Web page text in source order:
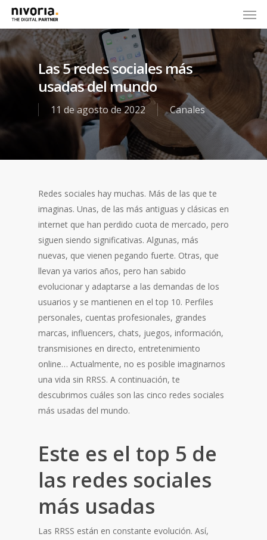
Las 5 redes sociales más
usadas del mundo
11 de agosto de 2022 Canales
Redes sociales hay muchas. Más de las que te
imaginas. Unas, de las más antiguas y clásicas en
internet que han perdido cuota de mercado, pero
siguen siendo significativas. Algunas, más
nuevas, que vienen pegando fuerte. Otras, que
llevan ya varios años, pero han sabido
evolucionar y adaptarse a las demandas de los
usuarios y se mantienen en el top 10. Perfiles
personales, cuentas profesionales, grandes
marcas, influencers, chats, juegos, información,
transmisiones en directo, entretenimiento
online… Actualmente, no es posible imaginarnos
una vida sin RRSS. A continuación, te
descubrimos cuáles son las cinco redes sociales
más usadas del mundo.
Este es el top 5 de
las redes sociales
más usadas
Las RRSS están en constante evolución. Así,